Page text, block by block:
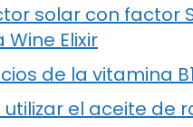
solar con factor
Wine Elixir
de la vitamina B1
el aceite de